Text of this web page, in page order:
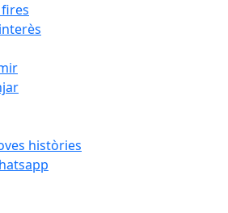
fires
històries